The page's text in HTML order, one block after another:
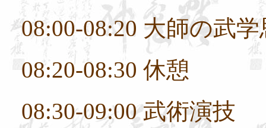
08:00-08:20 大師の武学
08:20-08:30 休憩
08:30-09:00武術演技